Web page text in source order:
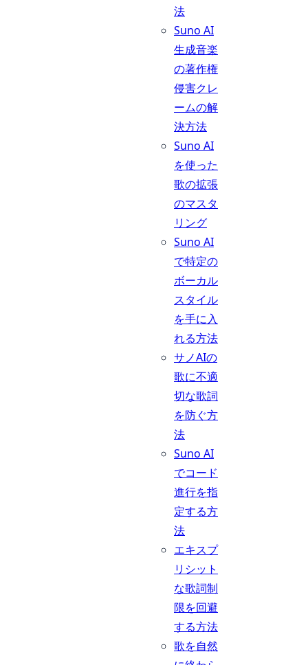
法
Suno AI
生成音楽
の著作権
侵害クレ
ームの解
決方法
Suno AI
を使った
歌の拡張
のマスタ
リング
Suno AI
で特定の
ボーカル
スタイル
を手に入
れる方法
サノAIの
歌に不適
切な歌詞
を防ぐ方
法
Suno AI
でコード
進行を指
定する方
法
エキスプ
リシット
な歌詞制
限を回避
する方法
歌を自然